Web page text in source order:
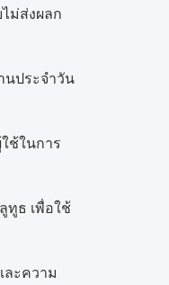
ม่ส่งผลก
นประจําวัน
ช้ในการ
ทูธ เพื่อใช้
ะความ